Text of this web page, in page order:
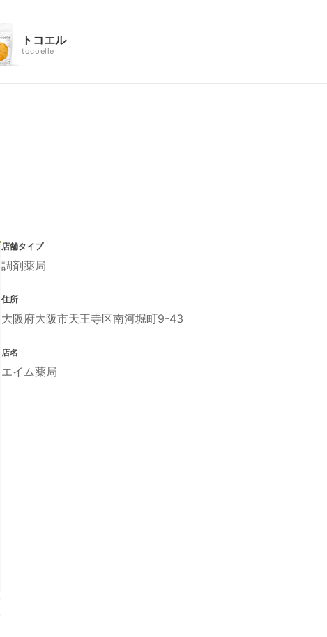
トコエル
tocoelle
店舗タイプ
調剤薬局
住所
大阪府大阪市天王寺区南河堀町9-43
店名
エイム薬局